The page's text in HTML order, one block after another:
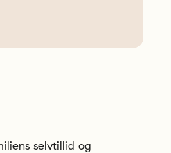
selvtillid og